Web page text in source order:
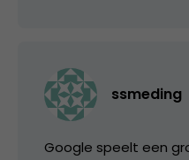
ssmeding
Google speelt een